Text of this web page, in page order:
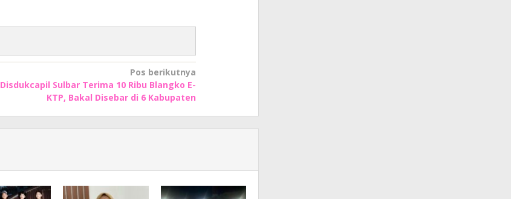
Pos berikutnya
Disdukcapil Sulbar Terima 10 Ribu Blangko E-
KTP, Bakal Disebar di 6 Kabupaten